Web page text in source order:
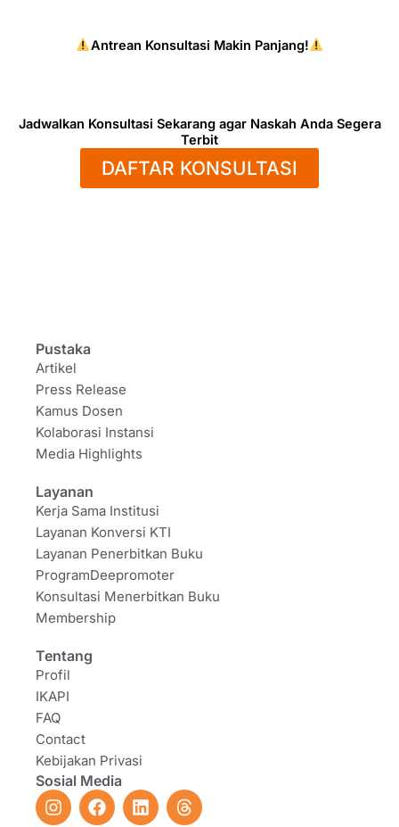
Antrean Konsultasi Makin Panjang!
Jadwalkan Konsultasi Sekarang agar Naskah Anda Segera
Terbit
DAFTAR KONSULTASI
Pustaka
Artikel
Press Release
Kamus Dosen
Kolaborasi Instansi
Media Highlights
Layanan
Kerja Sama Institusi
Layanan Konversi KTI
Layanan Penerbitkan Buku
ProgramDeepromoter
Konsultasi Menerbitkan Buku
Membership
Tentang
Profil
IKAPI
FAQ
Contact
Kebijakan Privasi
Sosial Media
I
n
F
a
L
i
T
h